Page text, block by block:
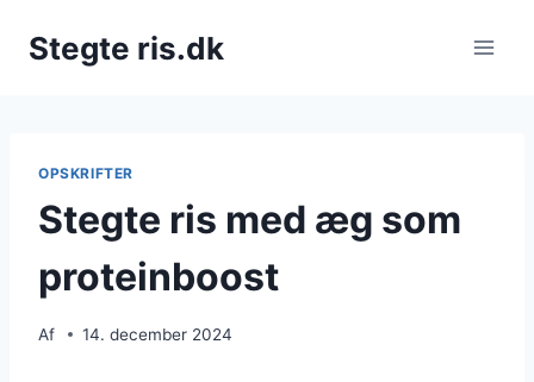
Stegte ris.dk
OPSKRIFTER
Stegte ris med æg som
proteinboost
Af 14. december 2024